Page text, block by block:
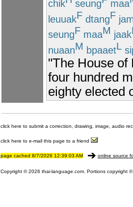
chik
seung maa
leuuakF dtangF
seungF maaM jaak
nuaanM bpaaetL
"The House of
four hundred
eighty elected
click here to submit a correction, drawing, image, audio
click here to e-mail this page to a friend
page cached 8/7/2026 12:39:03 AM online source
Copyright © 2026 thai-language.com. Portions copyright